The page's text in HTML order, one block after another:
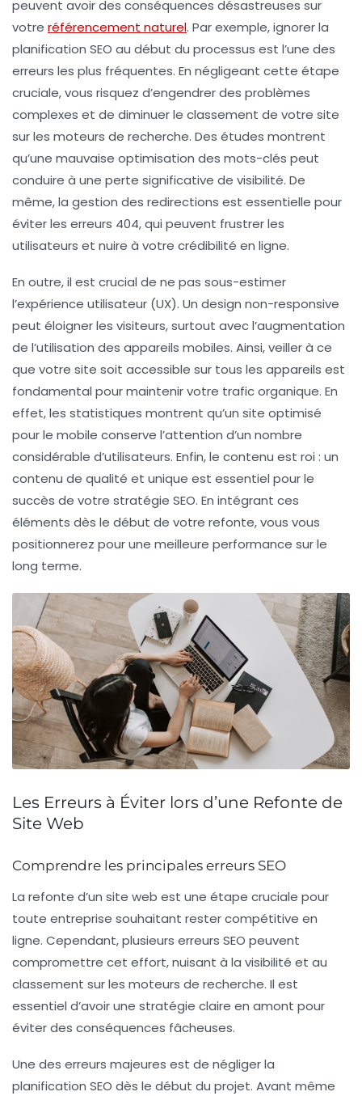
peuvent avoir des conséquences désastreuses sur
votre référencement naturel. Par exemple, ignorer la
planification SEO au début du processus est l’une des
erreurs les plus fréquentes. En négligeant cette étape
cruciale, vous risquez d’engendrer des problèmes
complexes et de diminuer le classement de votre site
sur les moteurs de recherche. Des études montrent
qu’une mauvaise optimisation des mots-clés peut
conduire à une perte significative de visibilité. De
même, la gestion des redirections est essentielle pour
éviter les erreurs 404, qui peuvent frustrer les
utilisateurs et nuire à votre crédibilité en ligne.
En outre, il est crucial de ne pas sous-estimer
l’expérience utilisateur (UX). Un design non-responsive
peut éloigner les visiteurs, surtout avec l’augmentation
de l’utilisation des appareils mobiles. Ainsi, veiller à ce
que votre site soit accessible sur tous les appareils est
fondamental pour maintenir votre trafic organique. En
effet, les statistiques montrent qu’un site optimisé
pour le mobile conserve l’attention d’un nombre
considérable d’utilisateurs. Enfin, le contenu est roi : un
contenu de qualité et unique est essentiel pour le
succès de votre stratégie SEO. En intégrant ces
éléments dès le début de votre refonte, vous vous
positionnerez pour une meilleure performance sur le
long terme.
Les Erreurs à Éviter lors d’une Refonte de
Site Web
Comprendre les principales erreurs SEO
La refonte d’un site web est une étape cruciale pour
toute entreprise souhaitant rester compétitive en
ligne. Cependant, plusieurs erreurs SEO peuvent
compromettre cet effort, nuisant à la visibilité et au
classement sur les moteurs de recherche. Il est
essentiel d’avoir une stratégie claire en amont pour
éviter des conséquences fâcheuses.
Une des erreurs majeures est de négliger la
planification SEO dès le début du projet. Avant même